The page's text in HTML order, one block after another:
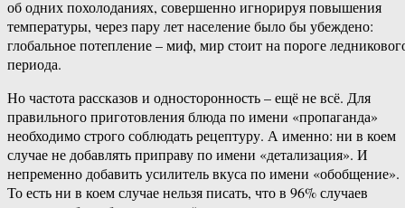
об одних похолоданиях, совершенно игнорируя повышения
температуры, через пару лет население было бы убеждено:
глобальное потепление – миф, мир стоит на пороге
периода.
Но частота рассказов и односторонность – ещё не всё. Для
правильного приготовления блюда по имени «пропаганда»
необходимо строго соблюдать рецептуру. А именно: ни в коем
случае не добавлять приправу по имени «детализация». И
непременно добавить усилитель вкуса по имени «обобщение».
То есть ни в коем случае нельзя писать, что в 96% случаев